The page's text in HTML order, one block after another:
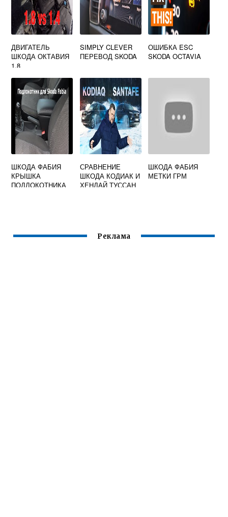
ДВИГАТЕЛЬ
ШКОДА ОКТАВИЯ
1.8
SIMPLY CLEVER
ПЕРЕВОД SKODA
ОШИБКА ESC
SKODA OCTAVIA
ШКОДА ФАБИЯ
КРЫШКА
ПОДЛОКОТНИКА
СРАВНЕНИЕ
ШКОДА КОДИАК И
ХЕНДАЙ ТУССАН
ШКОДА ФАБИЯ
МЕТКИ ГРМ
Реклама